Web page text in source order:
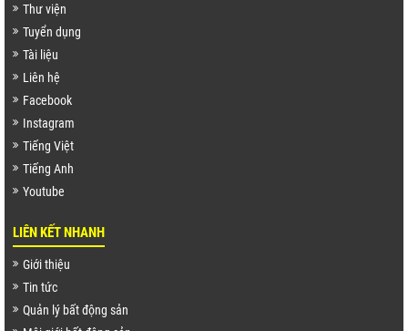
Thư viện
Tuyển dụng
Tài liệu
Liên hệ
Facebook
Instagram
Tiếng Việt
Tiếng Anh
Youtube
LIÊN KẾT NHANH
Giới thiệu
Tin tức
Quản lý bất động sản